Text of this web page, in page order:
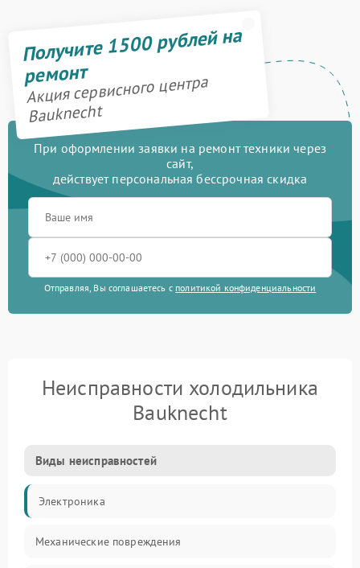
Получите 1500 рублей на
ремонт
Акция сервисного центра
Bauknecht
При оформлении заявки на ремонт техники через
сайт,
действует персональная бессрочная скидка
Отправляя, Вы соглашаетесь с политикой конфиденциальности
Неисправности холодильника
Bauknecht
Виды неисправностей
Электроника
Механические повреждения